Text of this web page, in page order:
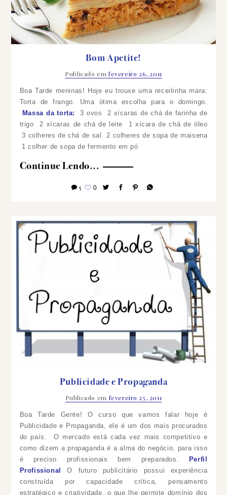
Bom Apetite!
Publicado em fevereiro 26, 2011
Boa Tarde meninas! Hoje eu trouxe uma receitinha mara:
Torta de frango. Uma ótima escolha para o domingo.
Massa da torta:
3 ovos
2 xícaras de chá de farinha de
trigo
2 xícaras de chá de leite
1 xícara de chá de óleo
3 colheres de chá de sal
2 colheres de sopa de maisena
1 colher de sopa de fermento em pó
Continue Lendo...
5 0
Publicidade e Propaganda
Publicado em fevereiro 25, 2011
Boa Tarde Gente! O curso que vamos falar hoje é
Publicidade e Propaganda, ele é um dos mais procurados
do país. O mercado está cada vez mais competitivo e
como dizem a propaganda é a alma do negócio, para isso
é preciso profissionais bem preparados.
Perfil
Profissional
O futuro publicitário possui experiência
construída por capacidade crítica, pensamento
estratégico e criatividade, o que lhe permite domínio dos